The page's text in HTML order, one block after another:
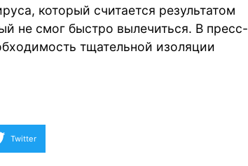
который считается результатом
не смог быстро вылечиться. В пресс-
тщательной изоляции
Twitter